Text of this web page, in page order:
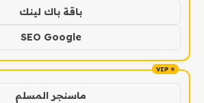
باقة باك لينك
SEO Google
ماسنجر المسلم